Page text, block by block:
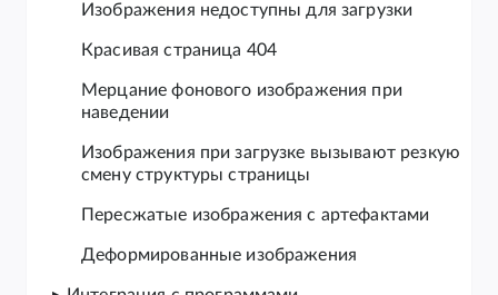
Изображения недоступны для загрузки
Красивая страница 404
Мерцание фонового изображения при
наведении
Изображения при загрузке вызывают резкую
смену структуры страницы
Пересжатые изображения с артефактами
Деформированные изображения